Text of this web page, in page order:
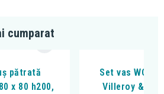
cumparat
pătrată
x 80 h200,
Set vas WC
Villeroy &